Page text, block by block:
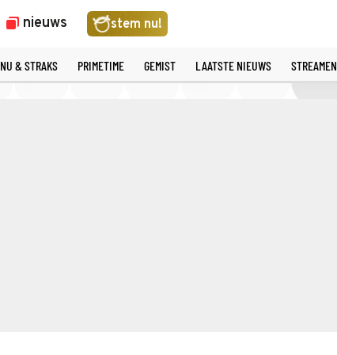
nieuws stem nu!
NU & STRAKS PRIMETIME GEMIST LAATSTE NIEUWS STREAMEN